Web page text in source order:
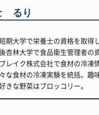
るり
期大学で栄養士の資格を取得
杏林大学で食品衛生管理者の
レイク株式会社で食材の冷凍
な食材の冷凍実験を統括。趣
きな野菜はブロッコリー。